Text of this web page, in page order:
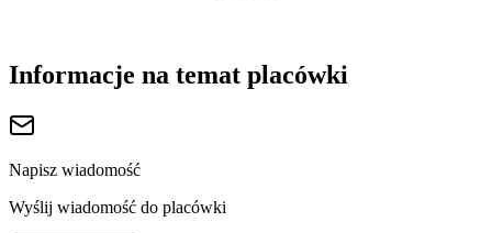
Informacje na temat placówki
Napisz wiadomość
Wyślij wiadomość do placówki